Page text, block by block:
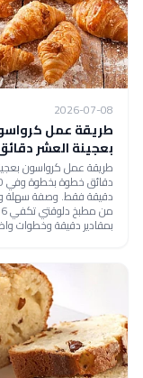
2026-07-08
طريقة عمل
بعجينة العشر
طريقة عمل كرواسون
دقيقة فقط. وصفة سهلة
بمقادير دقيقة وخطوات